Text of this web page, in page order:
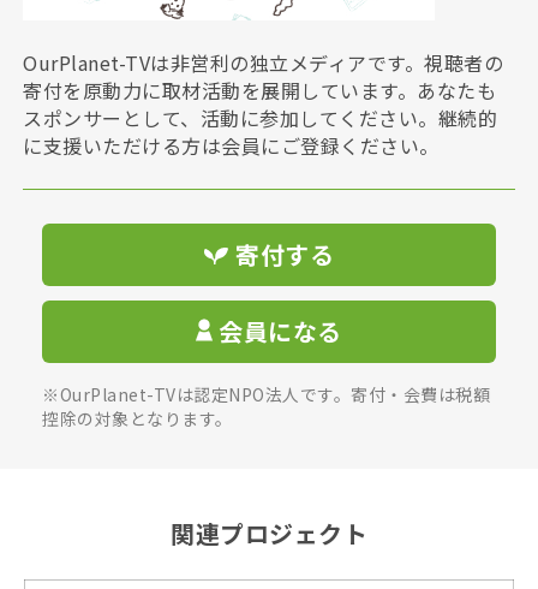
OurPlanet-TVは非営利の独立メディアです。視聴者の
寄付を原動力に取材活動を展開しています。あなたも
スポンサーとして、活動に参加してください。継続的
に支援いただける方は会員にご登録ください。
寄付する
会員になる
※OurPlanet-TVは認定NPO法人です。寄付・会費は税額
控除の対象となります。
関連プロジェクト